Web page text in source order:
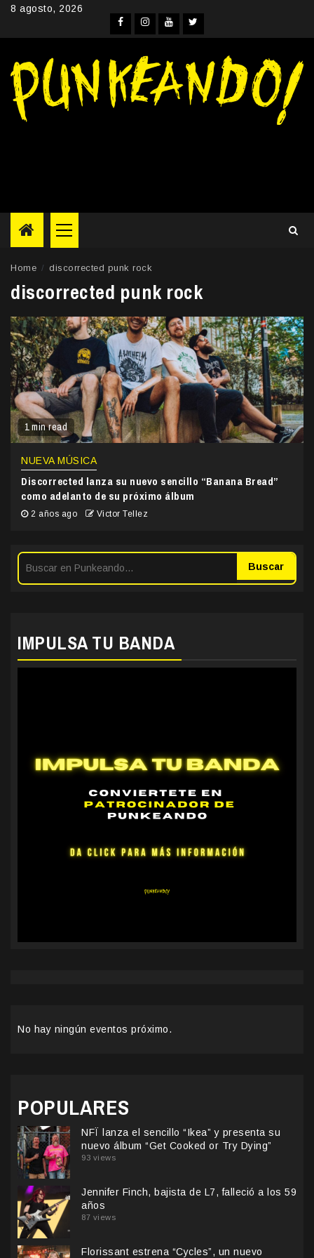
Skip8 agosto, 2026
Facebook
Instagram
YouTube
Twitter
Primary
Menu
Home discorrected punk rock
discorrected punk rock
1 min read
NUEVA MÚSICA
Discorrected lanza su nuevo sencillo “Banana Bread”
como adelanto de su próximo álbum
2 años ago Victor Tellez
Buscar
IMPULSA TU BANDA
No hay ningún eventos próximo.
POPULARES
NFÏ lanza el sencillo “Ikea” y presenta su
nuevo álbum “Get Cooked or Try Dying”
93 views
Jennifer Finch, bajista de L7, falleció a los 59
años
87 views
Florissant estrena “Cycles”, un nuevo